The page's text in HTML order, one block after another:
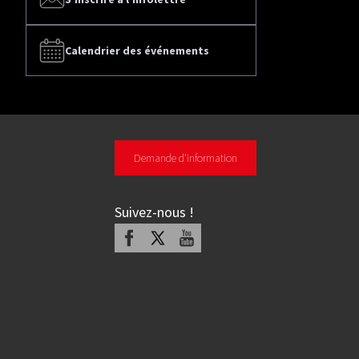
Calendrier des événements
Demande d'information
Suivez-nous !
Facebook Youtube